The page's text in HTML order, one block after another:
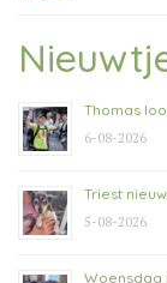
Thomas
6-08-2026
Triest
5-08-2026
Woensdag